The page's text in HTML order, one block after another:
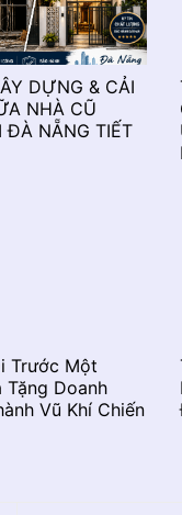
DỰNG & CẢI
NHÀ CŨ
ĐÀ NẴNG TIẾT
Trước Một
Tặng Doanh
Vũ Khí Chiến